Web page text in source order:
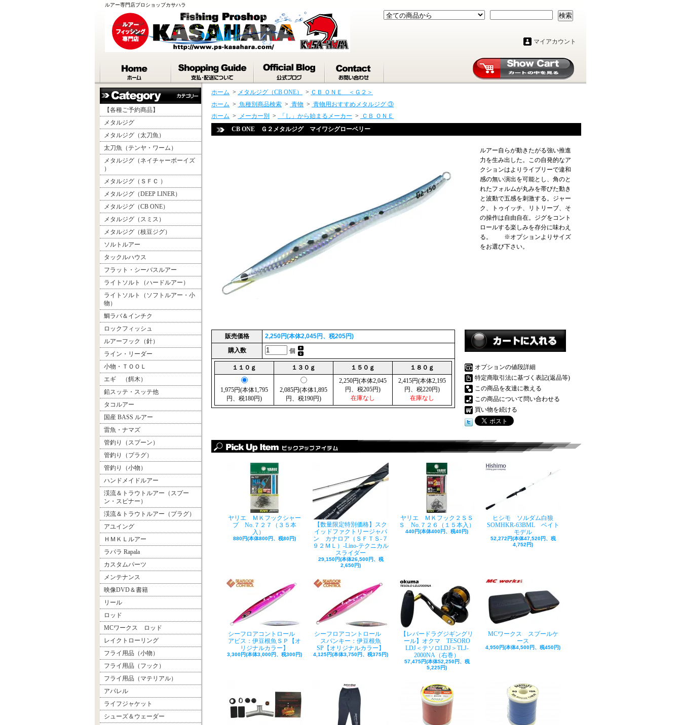
ルアー専門店プロショップカサハラ
検索
マイアカウント
【各種ご予約商品】
メタルジグ
メタルジグ（太刀魚）
太刀魚（テンヤ・ワーム）
メタルジグ（ネイチャーボーイズ
）
メタルジグ（ＳＦＣ ）
メタルジグ（DEEP LINER）
メタルジグ（CB ONE）
メタルジグ（スミス）
メタルジグ（枝豆ジグ）
ソルトルアー
タックルハウス
フラット・シーバスルアー
ライトソルト（ハードルアー）
ライトソルト（ソフトルアー・小
物）
鯛ラバ＆インチク
ロックフィッシュ
ルアーフック（針）
ライン・リーダー
小物・ＴＯＯＬ
エギ （餌木）
鉛スッテ・スッテ他
タコルアー
国産 BASS ルアー
雷魚・ナマズ
管釣り（スプーン）
管釣り（プラグ）
管釣り（小物）
ハンドメイドルアー
渓流＆トラウトルアー（スプー
ン・スピナー）
渓流＆トラウトルアー（プラグ）
アユイング
ＨＭＫＬルアー
ラパラ Rapala
カスタムパーツ
メンテナンス
映像DVD＆書籍
リール
ロッド
MCワークス ロッド
レイクトローリング
フライ用品（小物）
フライ用品（フック）
フライ用品（マテリアル）
アパレル
ライフジャケット
シューズ＆ウェーダー
ホーム > メタルジグ（CB ONE） > ＣＢ ＯＮＥ ＜Ｇ２＞
ホーム > 魚種別商品検索 > 青物 > 青物用おすすめメタルジグ ③
ホーム > メーカー別 > 「し」から始まるメーカー >
ＣＢ ＯＮＥ
CB ONE Ｇ２メタルジグ マイワシグローベリー
ルアー自らが動きたがる強い推進
力を生み出した。この自発的なア
クションはよりライブリーで違和
感の無い演出を可能とし、角のと
れたフォルムが丸みを帯びた動き
と波動で五感を刺激する。ジャー
ク、トゥイッチ、リトリーブ、そ
の操作は自由自在。ジグをコント
ロールする楽しみを存分に味わえ
る。 ※オプションよりサイズ
をお選び下さい。
販売価格
2,250円(本体2,045円、税205円)
購入数
個
１１０ｇ １３０ｇ １５０ｇ １８０ｇ
1,975円(本体1,795
円、税180円)
2,085円(本体1,895
円、税190円)
2,250円(本体2,045
円、税205円)
在庫なし
2,415円(本体2,195
円、税220円)
在庫なし
オプションの値段詳細
特定商取引法に基づく表記(返品等)
この商品を友達に教える
この商品について問い合わせる
買い物を続ける
ヤリエ ＭＫフックシャー
プ No.７２７（３５本
入）
880円(本体800円、税80円)
【数量限定特別価格】スク
イッドファクトリージャパ
ン カナロア（ＳＦＴＳ-７
９２ＭＬ）-Lino-テクニカル
スライダー
29,150円(本体26,500円、税
2,650円)
ヤリエ ＭＫフック２ＳＳ
Ｓ No.７２６（１５本入）
440円(本体400円、税40円)
ヒシモ ソルダム白狼
SOMHKR-63BML ベイト
モデル
52,272円(本体47,520円、税
4,752円)
シーフロアコントロール
アビス：伊豆根魚ＳＰ【オ
リジナルカラー】
3,300円(本体3,000円、税300円)
シーフロアコントロール
スパンキー：伊豆根魚
SP【オリジナルカラー】
4,125円(本体3,750円、税375円)
【レバードラグジギングリ
ール】オクマ TESORO
LDJ＜テソロLDJ＞TLJ-
2000NA（右巻）
57,475円(本体52,250円、税
5,225円)
MCワークス スプールケ
ース
4,950円(本体4,500円、税450円)